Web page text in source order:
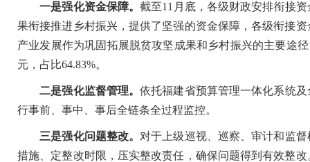
一是强化资金保障。截至11月底，各级财政安排衔接
果衔接推进乡村振兴，提供了坚强的资金保障，各级衔接
产业发展作为巩固拓展脱贫攻坚成果和乡村振兴的主要途
元，占比64.83%。
二是强化监督管理。依托福建省预算管理一体化系统
行事前、事中、事后全链条全过程监控。
三是强化问题整改。 对于上级巡视、巡察、审计和监
措施、定整改时限，压实整改责任，确保问题得到有效整